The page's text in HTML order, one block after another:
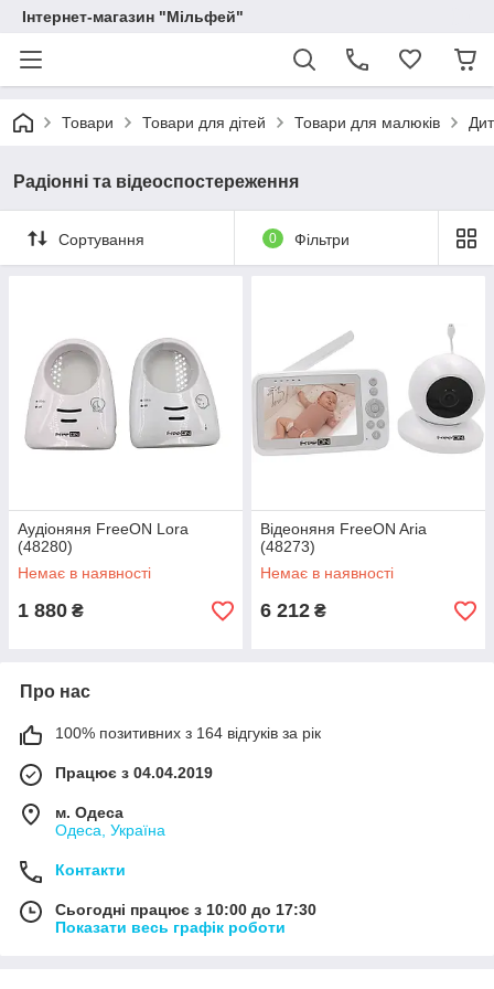
Інтернет-магазин "Мільфей"
Товари Товари для дітей Товари для малюків
Радіонні та відеоспостереження
Сортування 0 Фільтри
Аудіоняня FreeON Lora
(48280)
Немає в наявності
1 880 ₴
Відеоняня FreeON Aria
(48273)
Немає в наявності
6 212 ₴
Про нас
100% позитивних з 164 відгуків за рік
Працює з 04.04.2019
м. Одеса
Одеса, Україна
Контакти
Сьогодні працює з 10:00 до 17:30
Показати весь графік роботи